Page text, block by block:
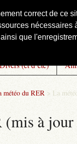
correct de ce
que
Divers (et d’été)
météo du RER > La
(mis à